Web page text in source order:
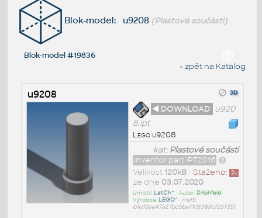
Blok-model: u9208 (Plastové součásti)
Blok-model #19836
« zpět na Katalog
u9208
◄ DOWNLOAD u920
8.ipt
Lego u9208
kat:Plastové součásti
Inventor part IPT2016
Staženo: 7x
Velikost 120kB•
ze dne 03.07.2020
Umístil: LatCh^ • Autor: D.Kohfeld•
Výrobce: LEGO^ • md5:
b1e10ae47a27bc5be1103389cf25f351